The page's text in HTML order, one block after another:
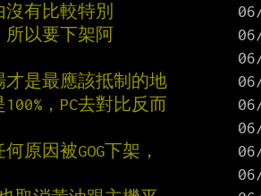
有比較特別
以要下架阿
才是最應該抵制的地
，PC去對比反而
原因被GOG下架，